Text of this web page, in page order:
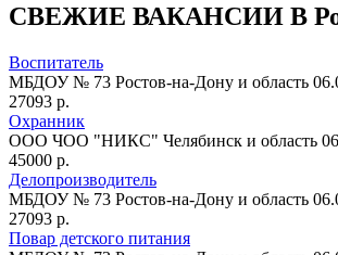
СВЕЖИЕ ВАКАНСИИ В
Воспитатель
МБДОУ № 73 Ростов-на-Дону и область
27093 р.
Охранник
ООО ЧОО "НИКС" Челябинск и область
45000 р.
Делопроизводитель
МБДОУ № 73 Ростов-на-Дону и область
27093 р.
Повар детского питания